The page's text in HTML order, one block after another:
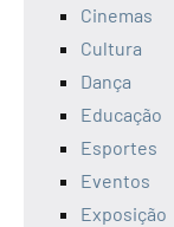
Cinemas
Cultura
Dança
Educação
Esportes
Eventos
Exposição